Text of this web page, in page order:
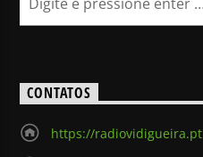
CONTATOS
https://radiovidigueira.pt